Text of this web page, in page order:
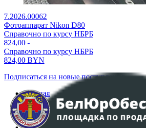
7.2026.00062
Фотоаппарат Nikon D80
Справочно по курсу НБРБ
824,00 -
Справочно по курсу НБРБ
824,00 BYN
Подписаться на новые поступления
Главная
Аукционы
Интернет-магазин